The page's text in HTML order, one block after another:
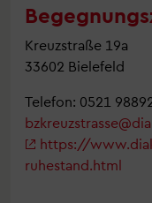
Kreuzstraße 19a
33602 Bielefeld
Telefon: 0521
https://
ruhestand.html